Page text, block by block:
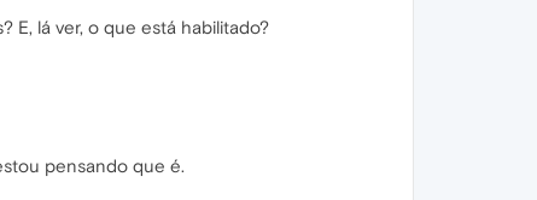
E, lá ver, o que está habilitado?
pensando que é.